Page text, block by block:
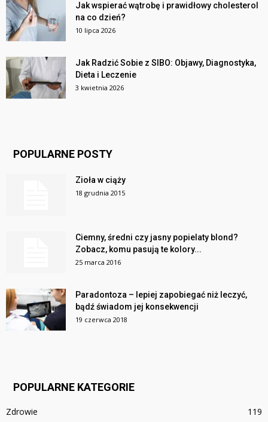
Jak wspierać wątrobę i prawidłowy cholesterol
na co dzień?
10 lipca 2026
Jak Radzić Sobie z SIBO: Objawy, Diagnostyka,
Dieta i Leczenie
3 kwietnia 2026
POPULARNE POSTY
Zioła w ciąży
18 grudnia 2015
Ciemny, średni czy jasny popielaty blond?
Zobacz, komu pasują te kolory...
25 marca 2016
Paradontoza – lepiej zapobiegać niż leczyć,
bądź świadom jej konsekwencji
19 czerwca 2018
POPULARNE KATEGORIE
Zdrowie
119